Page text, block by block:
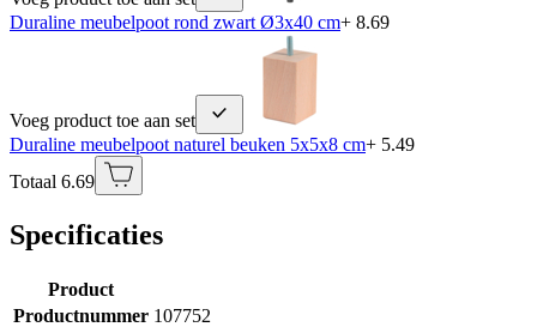
Duraline meubelpoot rond zwart Ø3x40 cm+ 8.69
Voeg product toe aan set
Duraline meubelpoot naturel beuken 5x5x8 cm+ 5.49
Totaal 6.69
Specificaties
Product
Productnummer 107752